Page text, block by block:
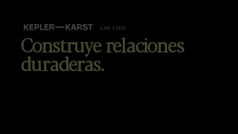
Construye relaciones
duraderas.